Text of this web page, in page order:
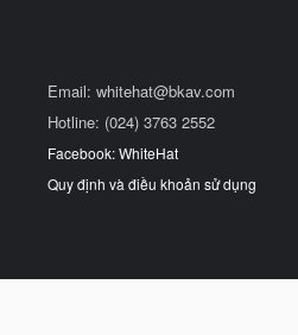
Email: whitehat@bkav.com
Hotline: (024) 3763 2552
Facebook: WhiteHat
Quy định và điều khoản sử dụng